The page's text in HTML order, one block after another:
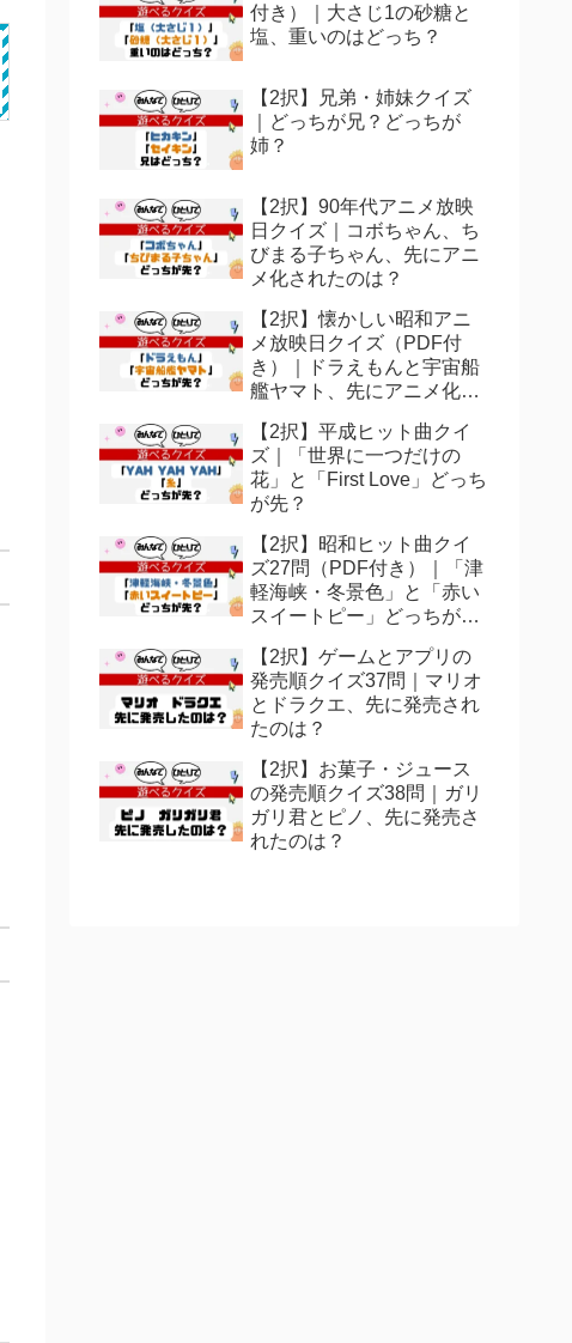
付き）｜大さじ1の砂糖と
塩、重いのはどっち？
【2択】兄弟・姉妹クイズ
｜どっちが兄？どっちが
姉？
【2択】90年代アニメ放映
日クイズ｜コボちゃん、ち
びまる子ちゃん、先にアニ
メ化されたのは？
【2択】懐かしい昭和アニ
メ放映日クイズ（PDF付
き）｜ドラえもんと宇宙船
艦ヤマト、先にアニメ化さ
【2択】平成ヒット曲クイ
ズ｜「世界に一つだけの
花」と「First Love」どっち
が先？
【2択】昭和ヒット曲クイ
ズ27問（PDF付き）｜「津
軽海峡・冬景色」と「赤い
スイートピー」どっちが
【2択】ゲームとアプリの
発売順クイズ37問｜マリオ
とドラクエ、先に発売され
たのは？
【2択】お菓子・ジュース
の発売順クイズ38問｜ガリ
ガリ君とピノ、先に発売さ
れたのは？